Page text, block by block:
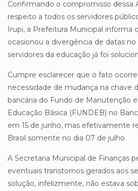
Confirmando o compromisso dessa
respeito a todos os servidores
Irupi, a Prefeitura Municipal informa
ocasionou a divergência de datas
servidores da educação já foi
Cumpre esclarecer que o fato
necessidade de mudança na chave
bancária do Fundo de Manutenção
Educação Básica (FUNDEB) no
em 15 de junho, mas efetivamente
Brasil somente no dia 07 de julho.
A Secretaria Municipal de Finanças
eventuais transtornos gerados aos
solução, infelizmente, não estava